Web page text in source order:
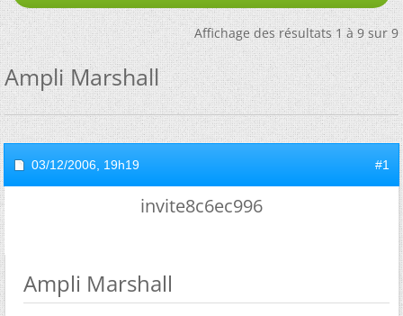
Affichage des résultats 1 à 9 sur 9
Ampli Marshall
03/12/2006, 19h19 #1
invite8c6ec996
Ampli Marshall